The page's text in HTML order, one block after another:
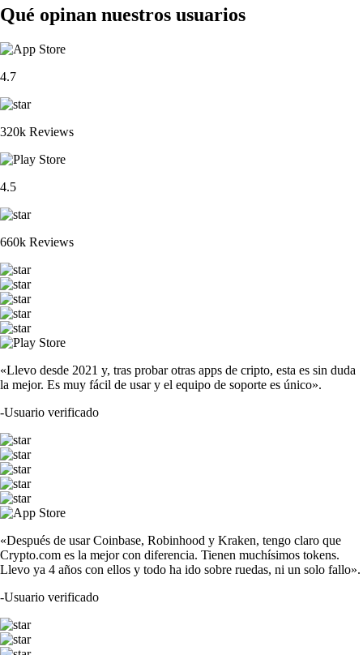
Qué opinan nuestros usuarios
4.7
320k Reviews
4.5
660k Reviews
«Llevo desde 2021 y, tras probar otras apps de cripto, esta es sin duda
la mejor. Es muy fácil de usar y el equipo de soporte es único».
-Usuario verificado
«Después de usar Coinbase, Robinhood y Kraken, tengo claro que
Crypto.com es la mejor con diferencia. Tienen muchísimos tokens.
Llevo ya 4 años con ellos y todo ha ido sobre ruedas, ni un solo fallo».
-Usuario verificado